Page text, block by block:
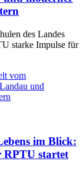
des Landes
starke Impulse für
vom
und
im Blick:
RPTU startet